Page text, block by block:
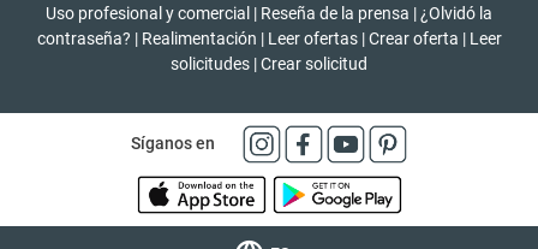
Uso profesional y comercial | Reseña de la prensa | ¿Olvidó la
contraseña? | Realimentación | Leer ofertas | Crear oferta | Leer
solicitudes |Crear solicitud
Síganos en